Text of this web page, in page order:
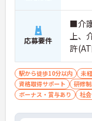
応募要件
■介
上、
許
駅から徒歩10分以内 未
資格取得サポート
研修
ボーナス・賞与あり
社